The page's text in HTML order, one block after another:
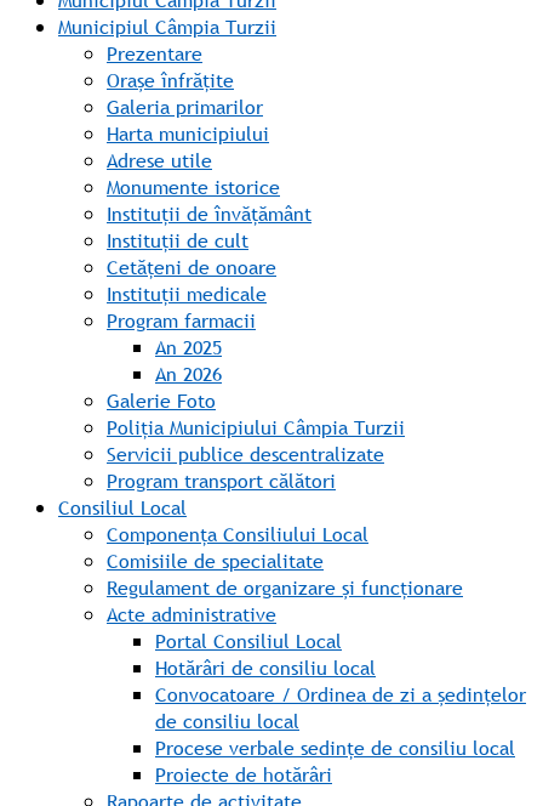
Municipiul Câmpia Turzii
Prezentare
Orașe înfrățite
Galeria primarilor
Harta municipiului
Adrese utile
Monumente istorice
Instituții de învățământ
Instituții de cult
Cetățeni de onoare
Instituții medicale
Program farmacii
An 2025
An 2026
Galerie Foto
Poliția Municipiului Câmpia Turzii
Servicii publice descentralizate
Program transport călători
Consiliul Local
Componența Consiliului Local
Comisiile de specialitate
Regulament de organizare și funcționare
Acte administrative
Portal Consiliul Local
Hotărâri de consiliu local
Convocatoare / Ordinea de zi a ședințelor
de consiliu local
Procese verbale sedințe de consiliu local
Proiecte de hotărâri